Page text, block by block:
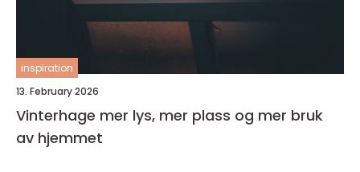
inspiration
13. February 2026
Vinterhage mer lys, mer plass og mer bruk
av hjemmet